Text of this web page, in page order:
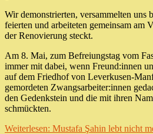
Wir demonstrierten, versammelten uns
feierten und arbeiteten gemeinsam am
der Renovierung steckt.
Am 8. Mai, zum Befreiungstag vom
immer mit dabei, wenn Freund:innen
auf dem Friedhof von Leverkusen-
gemordeten Zwangsarbeiter:innen
den Gedenkstein und die mit ihren
schmückten.
Weiterlesen: Mustafa Şahin lebt nicht